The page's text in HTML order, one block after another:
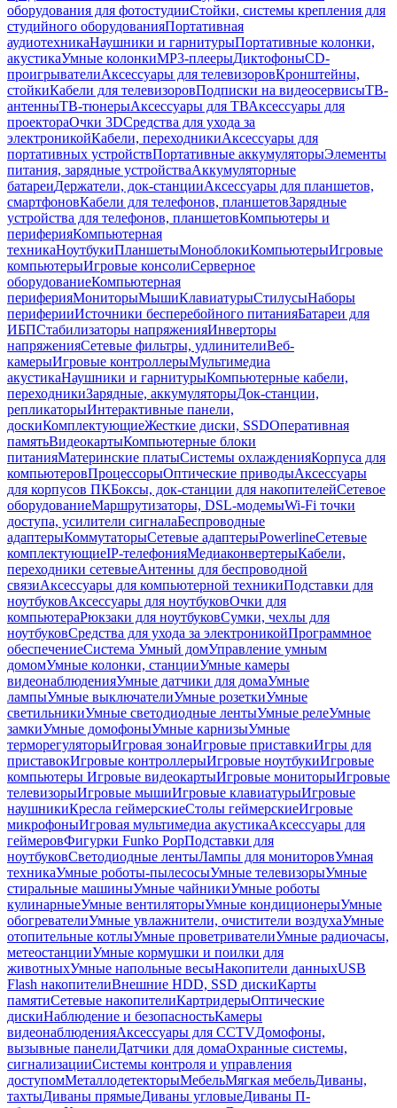
оборудования для фотостудииСтойки, системы крепления для
студийного оборудованияПортативная
аудиотехникаНаушники и гарнитурыПортативные колонки,
акустикаУмные колонкиMP3-плеерыДиктофоныCD-
проигрывателиАксессуары для телевизоровКронштейны,
стойкиКабели для телевизоровПодписки на видеосервисыТВ-
антенныТВ-тюнерыАксессуары для ТВАксессуары для
проектораОчки 3DСредства для ухода за
электроникойКабели, переходникиАксессуары для
портативных устройствПортативные аккумуляторыЭлементы
питания, зарядные устройстваАккумуляторные
батареиДержатели, док-станцииАксессуары для планшетов,
смартфоновКабели для телефонов, планшетовЗарядные
устройства для телефонов, планшетовКомпьютеры и
периферияКомпьютерная
техникаНоутбукиПланшетыМоноблокиКомпьютерыИгровые
компьютерыИгровые консолиСерверное
оборудованиеКомпьютерная
периферияМониторыМышиКлавиатурыСтилусыНаборы
периферииИсточники бесперебойного питанияБатареи для
ИБПСтабилизаторы напряженияИнверторы
напряженияСетевые фильтры, удлинителиВеб-
камерыИгровые контроллерыМультимедиа
акустикаНаушники и гарнитурыКомпьютерные кабели,
переходникиЗарядные, аккумуляторыДок-станции,
репликаторыИнтерактивные панели,
доскиКомплектующиеЖесткие диски, SSDОперативная
памятьВидеокартыКомпьютерные блоки
питанияМатеринские платыСистемы охлажденияКорпуса для
компьютеровПроцессорыОптические приводыАксессуары
для корпусов ПКБоксы, док-станции для накопителейСетевое
оборудованиеМаршрутизаторы, DSL-модемыWi-Fi точки
доступа, усилители сигналаБеспроводные
адаптерыКоммутаторыСетевые адаптерыPowerlineСетевые
комплектующиеIP-телефонияМедиаконвертерыКабели,
переходники сетевыеАнтенны для беспроводной
связиАксессуары для компьютерной техникиПодставки для
ноутбуковАксессуары для ноутбуковОчки для
компьютераРюкзаки для ноутбуковСумки, чехлы для
ноутбуковСредства для ухода за электроникойПрограммное
обеспечениеСистема Умный домУправление умным
домомУмные колонки, станцииУмные камеры
видеонаблюденияУмные датчики для домаУмные
лампыУмные выключателиУмные розеткиУмные
светильникиУмные светодиодные лентыУмные релеУмные
замкиУмные домофоныУмные карнизыУмные
терморегуляторыИгровая зонаИгровые приставкиИгры для
приставокИгровые контроллерыИгровые ноутбукиИгровые
компьютеры Игровые видеокартыИгровые мониторыИгровые
телевизорыИгровые мышиИгровые клавиатурыИгровые
наушникиКресла геймерскиеСтолы геймерскиеИгровые
микрофоныИгровая мультимедиа акустикаАксессуары для
геймеровФигурки Funko PopПодставки для
ноутбуковСветодиодные лентыЛампы для мониторовУмная
техникаУмные роботы-пылесосыУмные телевизорыУмные
стиральные машиныУмные чайникиУмные роботы
кулинарныеУмные вентиляторыУмные кондиционерыУмные
обогревателиУмные увлажнители, очистители воздухаУмные
отопительные котлыУмные проветривателиУмные радиочасы,
метеостанцииУмные кормушки и поилки для
животныхУмные напольные весыНакопители данныхUSB
Flash накопителиВнешние HDD, SSD дискиКарты
памятиСетевые накопителиКартридерыОптические
дискиНаблюдение и безопасностьКамеры
видеонаблюденияАксессуары для CCTVДомофоны,
вызывные панелиДатчики для домаОхранные системы,
сигнализацииСистемы контроля и управления
доступомМеталлодетекторыМебельМягкая мебельДиваны,
тахтыДиваны прямыеДиваны угловыеДиваны П-